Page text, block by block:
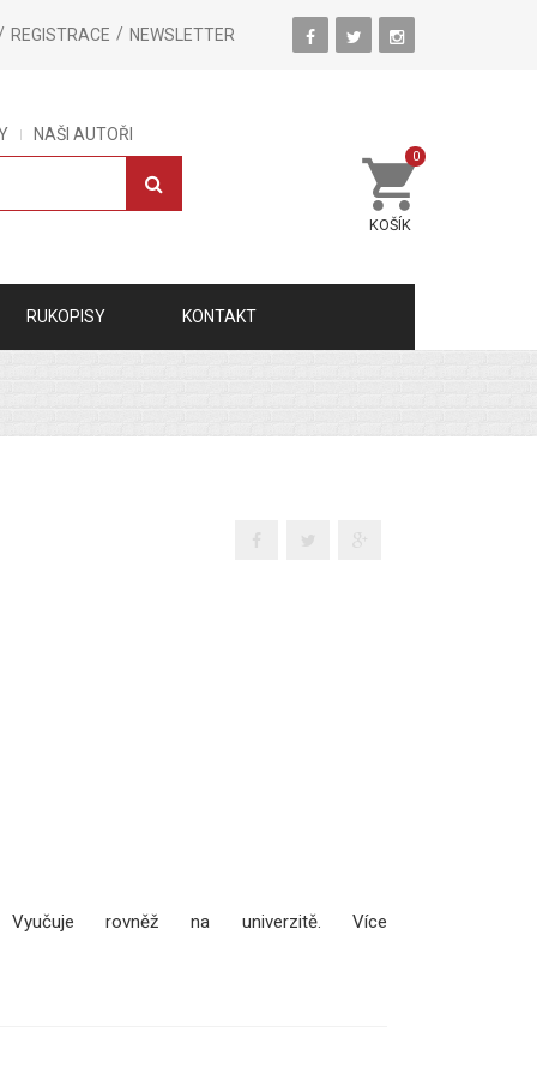
REGISTRACE NEWSLETTER
NAŠI AUTOŘI
KOŠÍK
0
RUKOPISY KONTAKT
rovněž na univerzitě. Více